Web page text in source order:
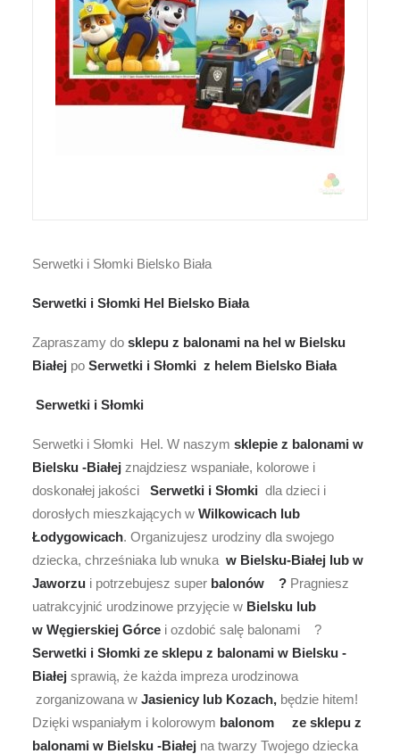
Serwetki i Słomki Bielsko Biała
Serwetki i Słomki Hel Bielsko Biała
Zapraszamy do sklepu z balonami na hel w Bielsku
Białej po Serwetki i Słomki z helem Bielsko Biała
Serwetki i Słomki
Serwetki i Słomki Hel. W naszym sklepie z balonami w
Bielsku -Białej znajdziesz wspaniałe, kolorowe i
doskonałej jakości
Serwetki i Słomki dla dzieci i
dorosłych mieszkających w Wilkowicach lub
Łodygowicach. Organizujesz urodziny dla swojego
dziecka, chrześniaka lub wnuka w Bielsku-Białej lub w
Jaworzu i potrzebujesz super balonów ? Pragniesz
uatrakcyjnić urodzinowe przyjęcie w Bielsku lub
w Węgierskiej Górce i ozdobić salę balonami ?
Serwetki i Słomki ze sklepu z balonami w Bielsku -
Białej sprawią, że każda impreza urodzinowa
zorganizowana w Jasienicy lub Kozach, będzie hitem!
Dzięki wspaniałym i kolorowym balonom
ze sklepu z
balonami w Bielsku -Białej na twarzy Twojego dziecka